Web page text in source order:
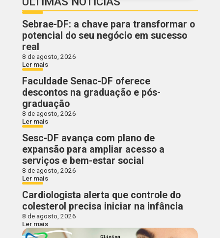
Sebrae-DF: a chave para transformar o
potencial do seu negócio em sucesso
real
8 de agosto, 2026
Ler mais
Faculdade Senac-DF oferece
descontos na graduação e pós-
graduação
8 de agosto, 2026
Ler mais
Sesc-DF avança com plano de
expansão para ampliar acesso a
serviços e bem-estar social
8 de agosto, 2026
Ler mais
Cardiologista alerta que controle do
colesterol precisa iniciar na infância
8 de agosto, 2026
Ler mais